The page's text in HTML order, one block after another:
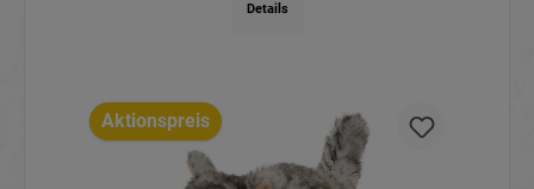
Details
Aktionspreis